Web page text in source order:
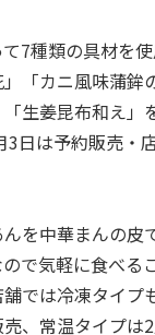
7種類の具材を
「カニ風味蒲
生姜昆布和え
日は予約販売・
を中華まんの
で気軽に食べ
では冷凍タイ
、常温タイプ